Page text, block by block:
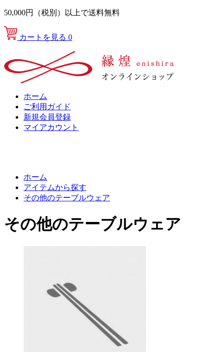
50,000円（税別）以上で送料無料
カートを見る 0
ホーム
ご利用ガイド
新規会員登録
マイアカウント
ホーム
アイテムから探す
その他のテーブルウェア
その他のテーブルウェア